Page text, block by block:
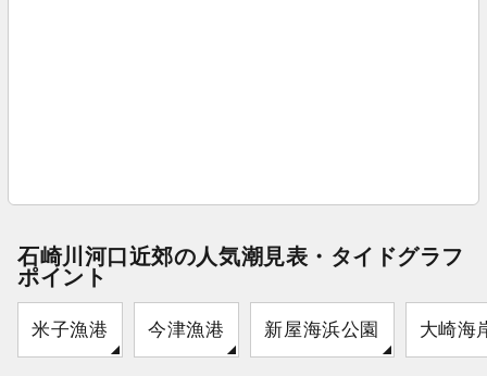
石崎川河口近郊の人気潮見表・タイドグラフ
ポイント
米子漁港 今津漁港 新屋海浜公園 大崎海